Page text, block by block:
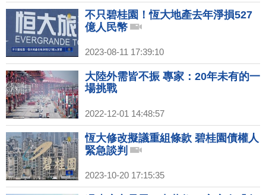
不只碧桂園！恆大地產去年淨損527
億人民幣
2023-08-11 17:39:10
大陸外需皆不振 專家：20年未有的一
場挑戰
2022-12-01 14:48:57
恆大修改擬議重組條款 碧桂園債權人
緊急談判
2023-10-20 17:15:35